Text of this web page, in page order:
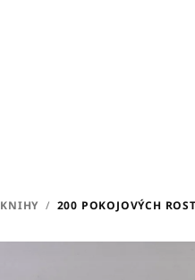
KNIHY / 200 POKOJOVÝCH